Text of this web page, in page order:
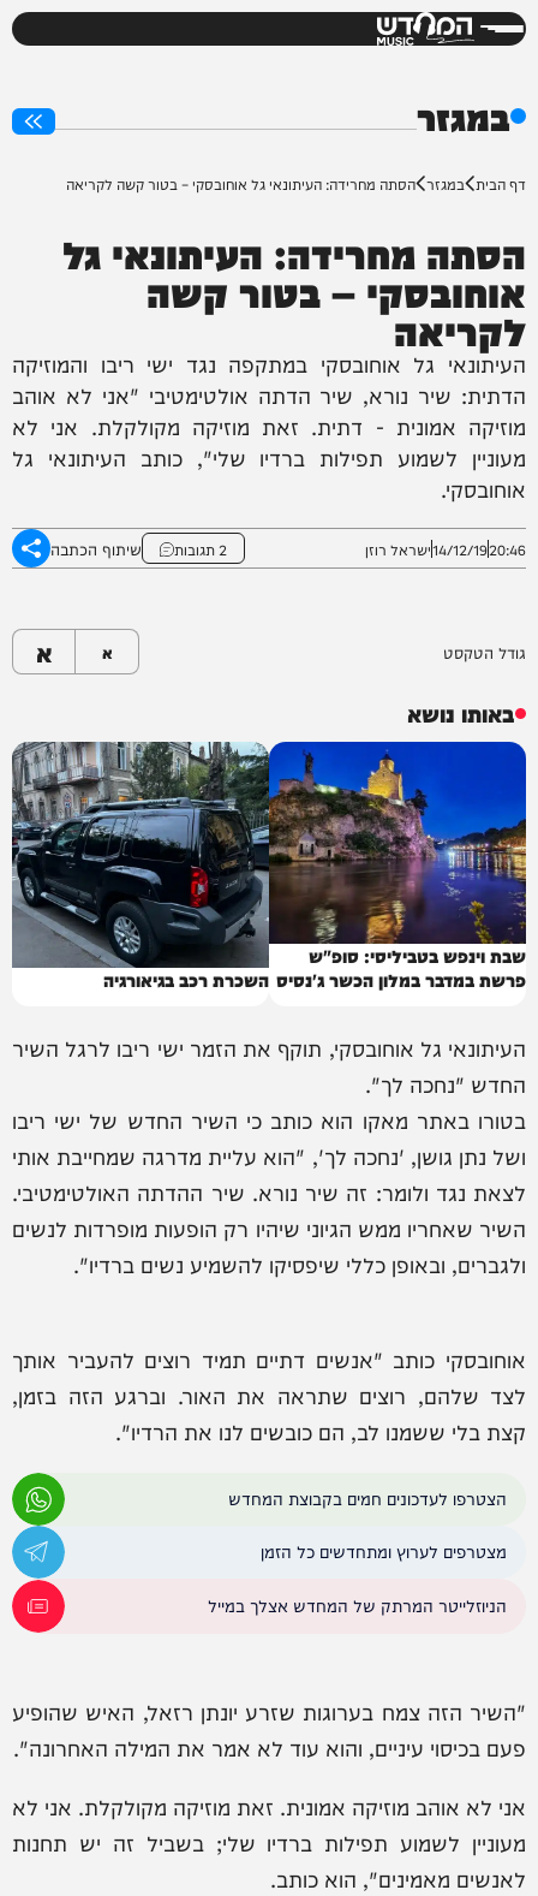
המחדש
במגזר
דף הבית במגזר הסתה מחרידה: העיתונאי גל אוחובסקי – בטור קשה לקריאה
הסתה מחרידה: העיתונאי גל
אוחובסקי – בטור קשה
לקריאה
העיתונאי גל אוחובסקי במתקפה נגד ישי ריבו והמוזיקה
הדתית: שיר נורא, שיר הדתה אולטימטיבי "אני לא אוהב
מוזיקה אמונית - דתית. זאת מוזיקה מקולקלת. אני לא
מעוניין לשמוע תפילות ברדיו שלי", כותב העיתונאי גל
אוחובסקי.
20:46
14/12/19ישראל רוזן 2 תגובות שיתוף הכתבה
גודל הטקסט א א
באותו נושא
שבת וינפש בטביליסי: סופ"ש
פרשת במדבר במלון הכשר ג'נסיס השכרת רכב בגיאורגיה
העיתונאי גל אוחובסקי, תוקף את הזמר ישי ריבו לרגל השיר
החדש "נחכה לך".
בטורו באתר מאקו הוא כותב כי השיר החדש של ישי ריבו
ושל נתן גושן, 'נחכה לך', "הוא עליית מדרגה שמחייבת אותי
לצאת נגד ולומר: זה שיר נורא. שיר ההדתה האולטימטיבי.
השיר שאחריו ממש הגיוני שיהיו רק הופעות מופרדות לנשים
ולגברים, ובאופן כללי שיפסיקו להשמיע נשים ברדיו".
אוחובסקי כותב "אנשים דתיים תמיד רוצים להעביר אותך
לצד שלהם, רוצים שתראה את האור. וברגע הזה בזמן,
קצת בלי ששמנו לב, הם כובשים לנו את הרדיו".
הצטרפו לעדכונים חמים בקבוצת המחדש
מצטרפים לערוץ ומתחדשים כל הזמן
הניוזלייטר המרתק של המחדש אצלך במייל
"השיר הזה צמח בערוגות שזרע יונתן רזאל, האיש שהופיע
פעם בכיסוי עיניים, והוא עוד לא אמר את המילה האחרונה".
אני לא אוהב מוזיקה אמונית. זאת מוזיקה מקולקלת. אני לא
מעוניין לשמוע תפילות ברדיו שלי; בשביל זה יש תחנות
לאנשים מאמינים", הוא כותב.